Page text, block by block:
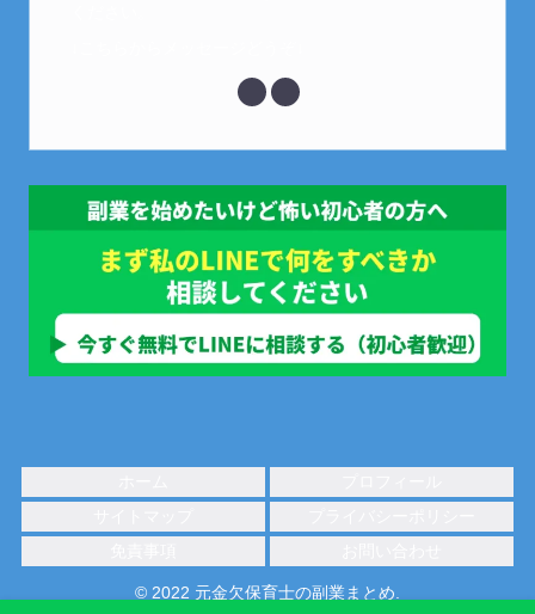
© 2022 元金欠保育士の副業まとめ.